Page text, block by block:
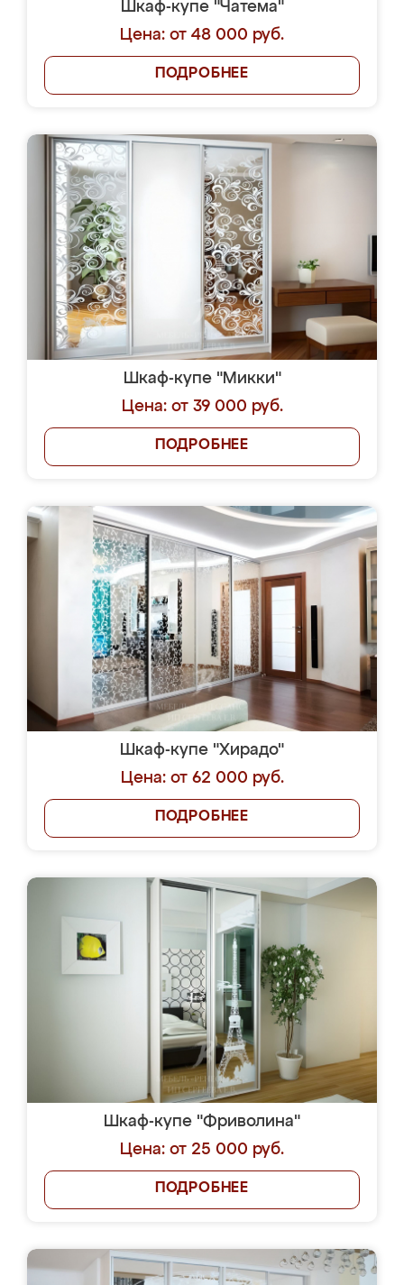
Шкаф-купе "Чатема"
Цена: от 48 000 руб.
ПОДРОБНЕЕ
Шкаф-купе "Микки"
Цена: от 39 000 руб.
ПОДРОБНЕЕ
Шкаф-купе "Хирадо"
Цена: от 62 000 руб.
ПОДРОБНЕЕ
Шкаф-купе "Фриволина"
Цена: от 25 000 руб.
ПОДРОБНЕЕ